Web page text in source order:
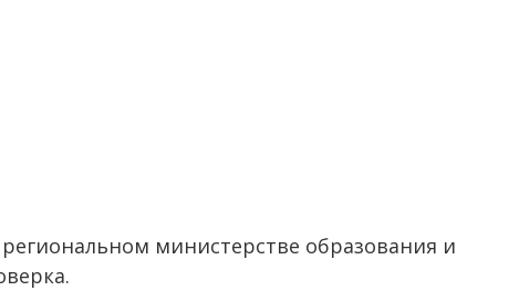
региональном министерстве образования и